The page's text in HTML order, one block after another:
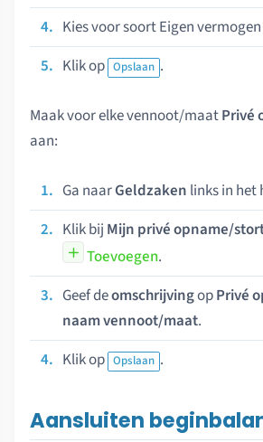
Kies voor soort Eigen vermogen
Klik op Opslaan .
Maak voor elke vennoot/maatPrivé
aan:
Ga naarGeldzaken links in het
Klik bij Mijn privé opname/
Toevoegen.
Geef deomschrijvingopPrivé
naam vennoot/maat.
Klik op Opslaan .
Aansluiten